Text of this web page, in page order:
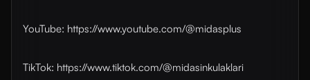
YouTube: https://www.youtube.com/@midasplus
TikTok: https://www.tiktok.com/@midasinkulaklari